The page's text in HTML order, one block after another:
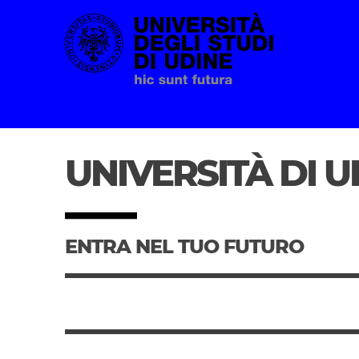
Passa al contenuto principale
UNIVERSITÀ DI
ENTRA NEL TUO FUTURO